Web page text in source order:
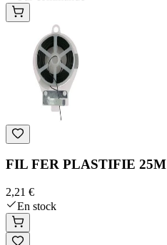
FIL FER PLASTIFIE 25M
2,21 €
En stock